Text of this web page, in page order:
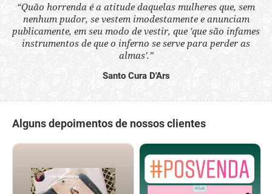
“Quão horrenda é a atitude daquelas mulheres que, sem
nenhum pudor, se vestem imodestamente e anunciam
publicamente, em seu modo de vestir, que 'que são infames
instrumentos de que o inferno se serve para perder as
almas'.”
Santo Cura D'Ars
Alguns depoimentos de nossos clientes